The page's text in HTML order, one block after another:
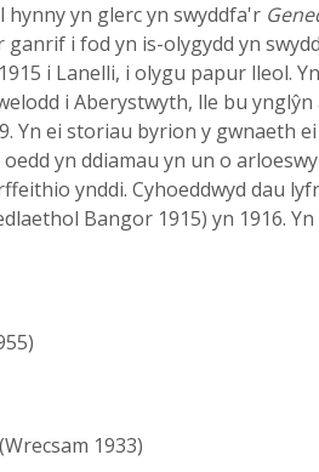
hynny yn glerc yn swyddfa'r
i fod yn is-olygydd yn
i Lanelli, i olygu papur lleol.
i Aberystwyth, lle bu ynglŷn
Yn ei storiau byrion y gwnaeth
yn ddiamau yn un o
ynddi. Cyhoeddwyd dau
Bangor 1915) yn 1916.
1933)